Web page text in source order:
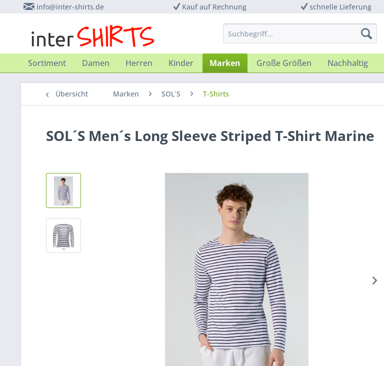
info@inter-shirts.de Kauf auf Rechnung schnelle Lieferung
Sortiment Damen Herren Kinder Marken Große Größen Nachhaltig
Übersicht Marken SOL´S T-Shirts
SOL´S Men´s Long Sleeve Striped T-Shirt Marine